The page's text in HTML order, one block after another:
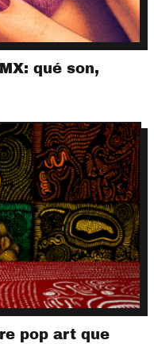
qué son,
pop art que